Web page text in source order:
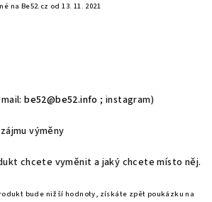
na Be52.cz od 13. 11. 2021
mail:be52@be52.info ; instagram)
výměny
chcete vyměnit a jaký chcete místo něj.
bude nižší hodnoty, získáte zpět poukázku na